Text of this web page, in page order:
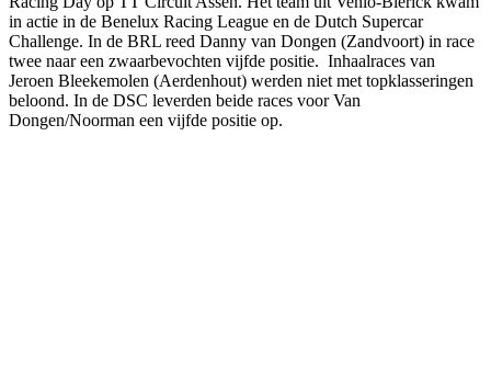
in actie in de Benelux Racing League en de Dutch Supercar
Challenge. In de BRL reed Danny van Dongen (Zandvoort) in race
twee naar een zwaarbevochten vijfde positie. Inhaalraces van
Jeroen Bleekemolen (Aerdenhout) werden niet met topklasseringen
beloond. In de DSC leverden beide races voor Van
Dongen/Noorman een vijfde positie op.